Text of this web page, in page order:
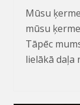
Mūsu
mūsu
Tāpēc
lielākā daļa